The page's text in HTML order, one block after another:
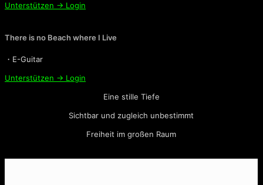
Unterstützen → Login
There is no Beach where I Live
・E-Guitar
Unterstützen → Login
Eine stille Tiefe
Sichtbar und zugleich unbestimmt
Freiheit im großen Raum